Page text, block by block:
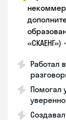
«СКАЕНГ») •
Работал
Помогал